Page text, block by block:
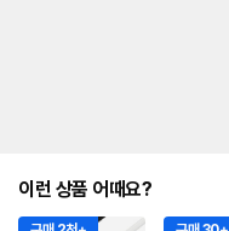
이런 상품 어때요?